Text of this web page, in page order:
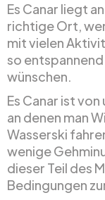
Es Canar liegt
richtige Ort,
mit vielen
so
wünschen.
Es Canar ist
an denen man
Wasserski
wenige
dieser Teil des
Bedingungen